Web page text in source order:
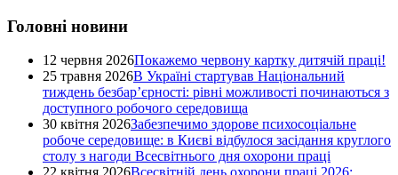
Головні новини
12 червня 2026Покажемо червону картку дитячій праці!
25 травня 2026В Україні стартував Національний
тиждень безбар’єрності: рівні можливості починаються з
доступного робочого середовища
30 квітня 2026Забезпечимо здорове психосоціальне
робоче середовище: в Києві відбулося засідання круглого
столу з нагоди Всесвітнього дня охорони праці